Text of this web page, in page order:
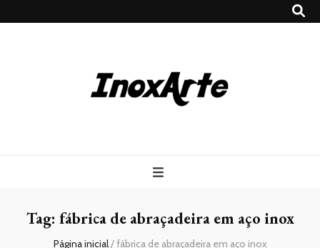
Tag: fábrica de abraçadeira em aço inox
Página inicial/fábrica de abraçadeira em aço inox